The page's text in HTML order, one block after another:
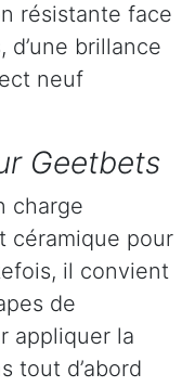
résistante face
d’une brillance
neuf
Geetbets
charge
céramique pour
il convient
de
appliquer la
tout d’abord